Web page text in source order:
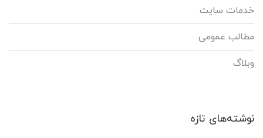
خدمات سایت
مطالب عمومی
وبلاگ
نوشته‌های تازه